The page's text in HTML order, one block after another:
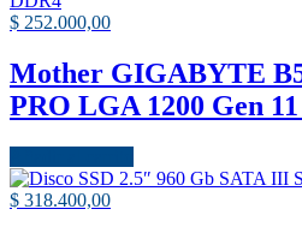
$ 252.000,00
Mother GIGABYTE
PRO LGA 1200 Gen
$ 318.400,00